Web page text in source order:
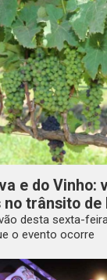
e do Vinho:
no trânsito de
desta sexta-
o evento ocorre